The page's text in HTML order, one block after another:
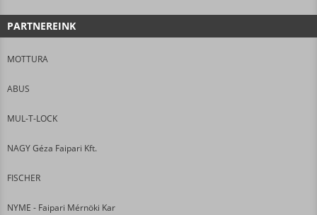
PARTNEREINK
MOTTURA
ABUS
MUL-T-LOCK
NAGY Géza Faipari Kft.
FISCHER
NYME - Faipari Mérnöki Kar